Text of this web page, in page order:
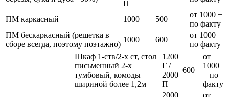
П
ПМ каркасный 1000 500
от 1000 +
по факту
ПМ бескаркасный (решетка в
сборе всегда, поэтому поэтажно)
1000 600
от 1000 +
по факту
Шкаф 1-ств/2-х ст, стол
письменный 2-х
тумбовый, комоды
шириной более 1,2м
1200
Г /
2000
П
600
от
1000
+ по
факту
2000
от